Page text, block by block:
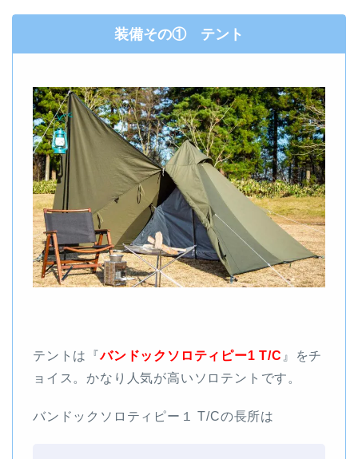
装備その① テント
テントは『バンドックソロティピー1 T/C 』をチ
ョイス。かなり人気が高いソロテントです。
バンドックソロティピー１ T/Cの長所は